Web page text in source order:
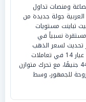
ومنصات تداول
جولة جديدة من
تباينت مستويات
نسبياً في
تحديث لسعر الذهب
المحلى سجل سعر جرام الذهب عيار 14 في تعاملات
اليوم الأربعاء 3 يونيو سعر 4443 جنيهًا، مع تحرك متوازن
للجمهور، وسط